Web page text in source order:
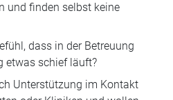
und finden selbst keine
dass in der Betreuung
etwas schief läuft?
Unterstützung im Kontakt